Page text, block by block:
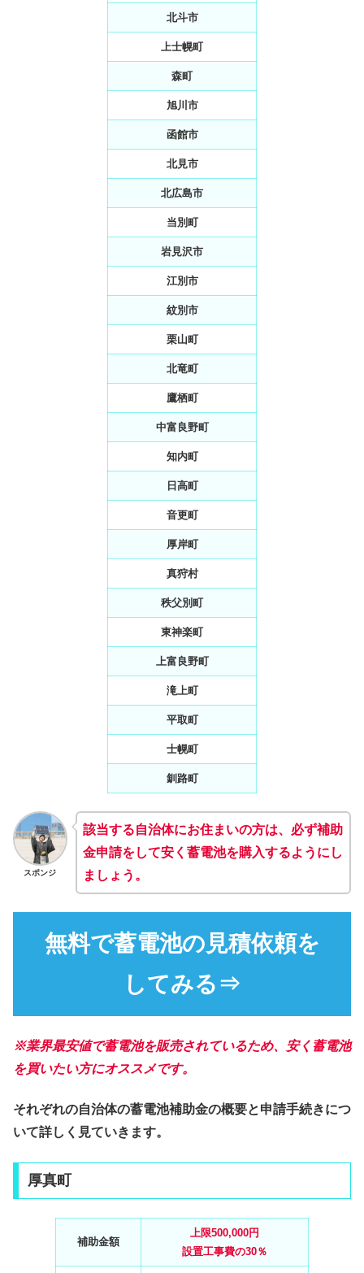
北斗市
上士幌町
森町
旭川市
函館市
北見市
北広島市
当別町
岩見沢市
江別市
紋別市
栗山町
北竜町
鷹栖町
中富良野町
知内町
日高町
音更町
厚岸町
真狩村
秩父別町
東神楽町
上富良野町
滝上町
平取町
士幌町
釧路町
スポンジ
該当する自治体にお住まいの方は、必ず補助
金申請をして安く蓄電池を購入するようにし
ましょう。
無料で蓄電池の見積依頼を
してみる⇒
※業界最安値で蓄電池を販売されているため、安く蓄電池
を買いたい方にオススメです。
それぞれの自治体の蓄電池補助金の概要と申請手続きにつ
いて詳しく見ていきます。
厚真町
補助金額
上限500,000円
設置工事費の30％